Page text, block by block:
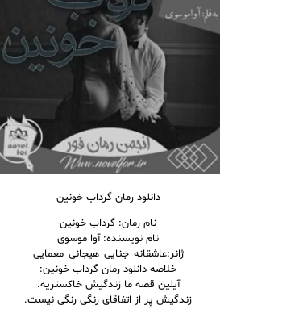
دانلود رمان گرداب خونین
نام رمان: گرداب خونین
نام نویسنده: آوا موسوی
ژانر:عاشقانه_جنایی_هیجانی_معمایی
خلاصه دانلود رمان گرداب خونین:
آیلین قصه ما زندگیش خاکستریه.
زندگیش پر از اتفاقای رنگی رنگی نیست.